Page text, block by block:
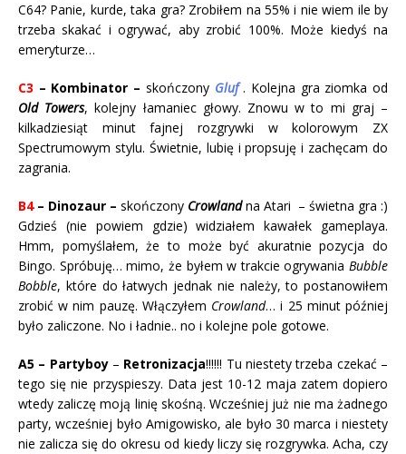
C64? Panie, kurde, taka gra? Zrobiłem na 55% i nie wiem ile by
trzeba skakać i ogrywać, aby zrobić 100%. Może kiedyś na
emeryturze…
C3 – Kombinator – skończony Gluf. Kolejna gra ziomka od
Old Towers, kolejny łamaniec głowy. Znowu w to mi graj –
kilkadziesiąt minut fajnej rozgrywki w kolorowym ZX
Spectrumowym stylu. Świetnie, lubię i propsuję i zachęcam do
zagrania.
B4– Dinozaur – skończony Crowlandna Atari – świetna gra :)
Gdzieś (nie powiem gdzie) widziałem kawałek gameplaya.
Hmm, pomyślałem, że to może być akuratnie pozycja do
Bingo. Spróbuję… mimo, że byłem w trakcie ogrywania Bubble
Bobble, które do łatwych jednak nie należy, to postanowiłem
zrobić w nim pauzę. Włączyłem Crowland… i 25 minut później
było zaliczone. No i ładnie.. no i kolejne pole gotowe.
A5 – Partyboy– Retronizacja!!!!!! Tu niestety trzeba czekać –
tego się nie przyspieszy. Data jest 10-12 maja zatem dopiero
wtedy zaliczę moją linię skośną. Wcześniej już nie ma żadnego
party, wcześniej było Amigowisko, ale było 30 marca i niestety
nie zalicza się do okresu od kiedy liczy się rozgrywka. Acha, czy